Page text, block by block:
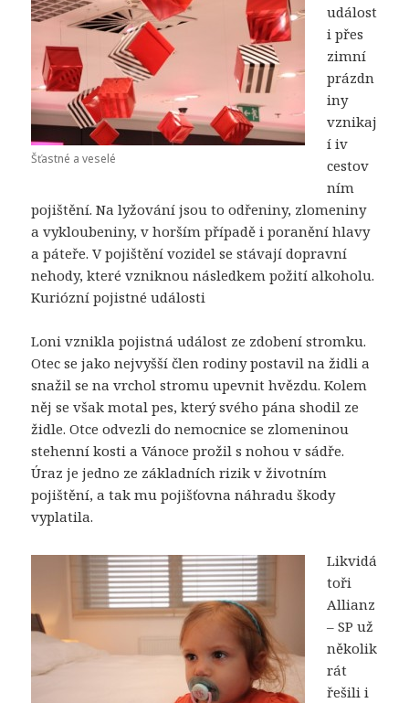
Šťastné a veselé
událost
i přes
zimní
prázdn
iny
vznikaj
í iv
cestov
ním
pojištění. Na lyžování jsou to odřeniny, zlomeniny
a vykloubeniny, v horším případě i poranění hlavy
a páteře. V pojištění vozidel se stávají dopravní
nehody, které vzniknou následkem požití alkoholu.
Kuriózní pojistné události
Loni vznikla pojistná událost ze zdobení stromku.
Otec se jako nejvyšší člen rodiny postavil na židli a
snažil se na vrchol stromu upevnit hvězdu. Kolem
něj se však motal pes, který svého pána shodil ze
židle. Otce odvezli do nemocnice se zlomeninou
stehenní kosti a Vánoce prožil s nohou v sádře.
Úraz je jedno ze základních rizik v životním
pojištění, a tak mu pojišťovna náhradu škody
vyplatila.
Likvidá
toři
Allianz
– SP už
několik
rát
řešili i